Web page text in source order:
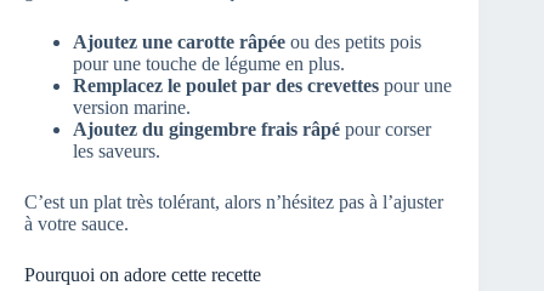
Ajoutez une carotte râpée ou des petits pois
pour une touche de légume en plus.
Remplacez le poulet par des crevettes pour une
version marine.
Ajoutez du gingembre frais râpé pour corser
les saveurs.
C’est un plat très tolérant, alors n’hésitez pas à l’ajuster
à votre sauce.
Pourquoi on adore cette recette